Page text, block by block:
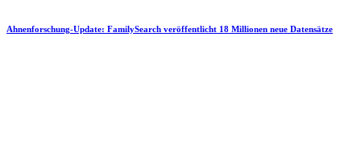
Ahnenforschung-Update: FamilySearch veröffentlicht 18 Millionen neue Datensätze